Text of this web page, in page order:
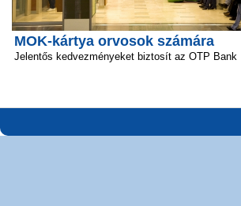
MOK-kártya orvosok számára
Jelentős kedvezményeket biztosít az OTP Bank